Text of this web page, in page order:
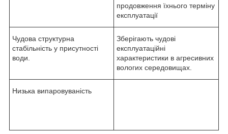
продовження їхнього терміну
експлуатації
Чудова структурна
стабільність у присутності
води.
Зберігають чудові
експлуатаційні
характеристики в агресивних
вологих середовищах.
Низька випаровуваність